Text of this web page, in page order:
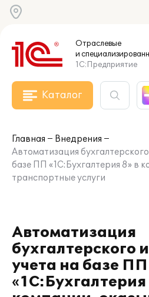
Отраслевые
и
1С:Предприятие
Каталог
Главная
Внедрения
Автоматизация
базе ПП «1С:Бухгалтерия 8» в
транспортные услуги
Автоматизация
бухгалтерского
учета на базе ПП
«1С:Бухгалтерия